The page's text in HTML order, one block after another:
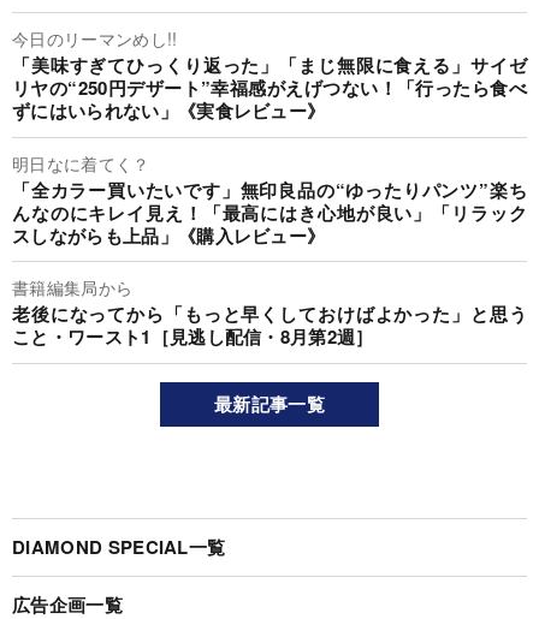
今日のリーマンめし!!
「美味すぎてひっくり返った」「まじ無限に食える」サイゼ
リヤの“250円デザート”幸福感がえげつない！「行ったら食べ
ずにはいられない」《実食レビュー》
明日なに着てく？
「全カラー買いたいです」無印良品の“ゆったりパンツ”楽ち
んなのにキレイ見え！「最高にはき心地が良い」「リラック
スしながらも上品」《購入レビュー》
書籍編集局から
老後になってから「もっと早くしておけばよかった」と思う
こと・ワースト1［見逃し配信・8月第2週］
最新記事一覧
DIAMOND SPECIAL一覧
広告企画一覧